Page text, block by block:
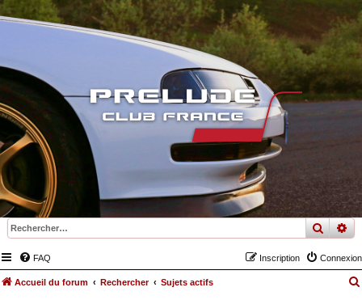
FAQ Connexion
Inscription
Accueil du forum Rechercher Sujets actifs